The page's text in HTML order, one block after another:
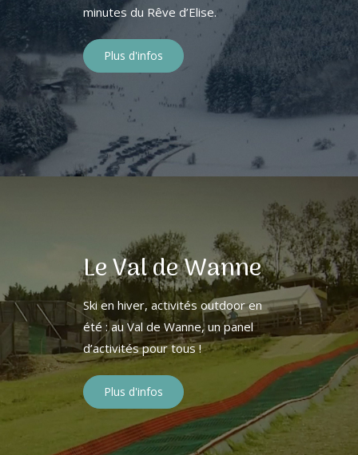
minutes du Rêve d’Elise.
Plus d'infos
Le Val de Wanne
Ski en hiver, activités outdoor en
été : au Val de Wanne, un panel
d’activités pour tous !
Plus d'infos